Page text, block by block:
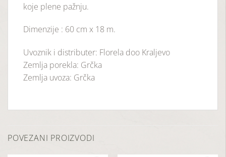
koje plene pažnju.
Dimenzije : 60 cm x 18 m.
Uvoznik i distributer: Florela doo Kraljevo
Zemlja porekla: Grčka
Zemlja uvoza: Grčka
POVEZANI PROIZVODI